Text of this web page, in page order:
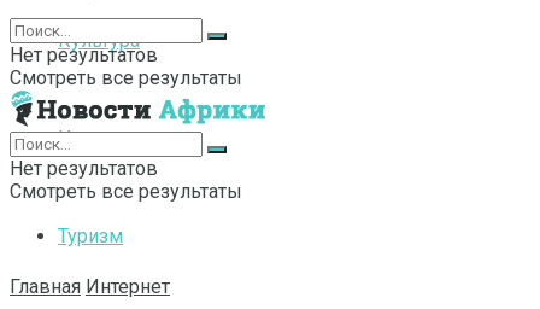
Культура
Интернет
Туризм
Нет результатов
Смотреть все результаты
Нет результатов
Смотреть все результаты
Главная Интернет